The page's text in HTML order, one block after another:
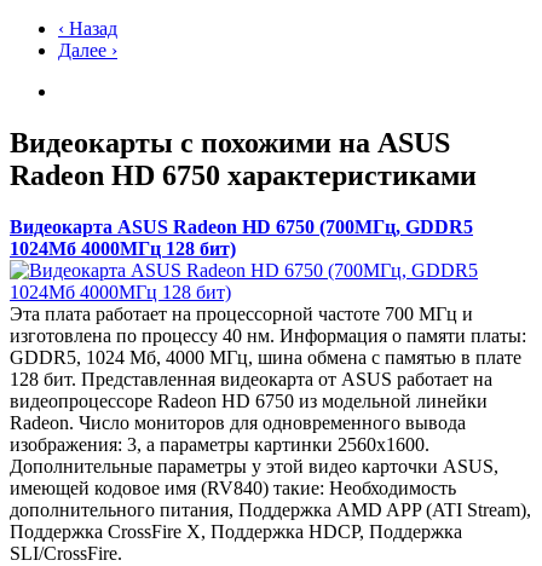
‹ Назад
Далее ›
Видеокарты с похожими на ASUS
Radeon HD 6750 характеристиками
Видеокарта ASUS Radeon HD 6750 (700МГц, GDDR5
1024Мб 4000МГц 128 бит)
Эта плата работает на процессорной частоте 700 МГц и
изготовлена по процессу 40 нм. Информация о памяти платы:
GDDR5, 1024 Мб, 4000 МГц, шина обмена с памятью в плате
128 бит. Представленная видеокарта от ASUS работает на
видеопроцессоре Radeon HD 6750 из модельной линейки
Radeon. Число мониторов для одновременного вывода
изображения: 3, а параметры картинки 2560x1600.
Дополнительные параметры у этой видео карточки ASUS,
имеющей кодовое имя (RV840) такие: Необходимость
дополнительного питания, Поддержка AMD APP (ATI Stream),
Поддержка CrossFire X, Поддержка HDCP, Поддержка
SLI/CrossFire.